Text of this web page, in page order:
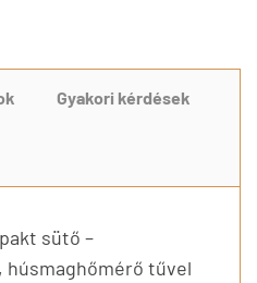
Gyakori kérdések
sütő –
tűvel